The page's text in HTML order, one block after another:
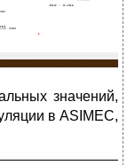
значений,
в ASIMEC,